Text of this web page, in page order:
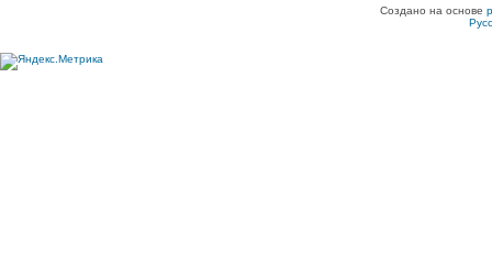
Создано на основе